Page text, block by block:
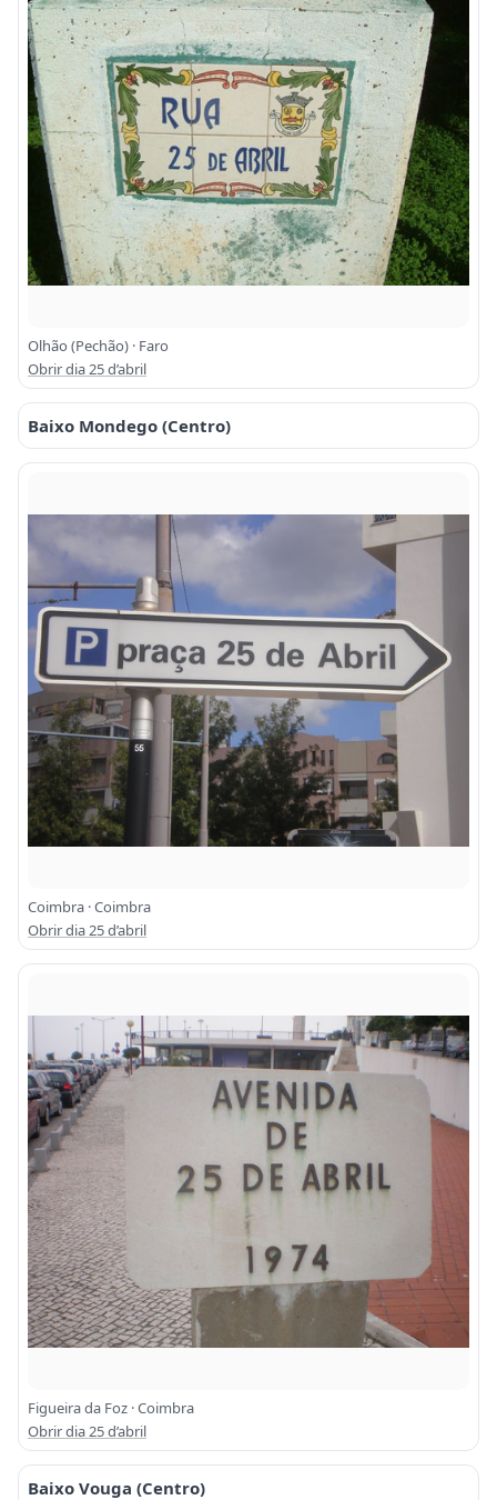
Olhão (Pechão) · Faro
Obrir dia 25 d’abril
Baixo Mondego (Centro)
Coimbra · Coimbra
Obrir dia 25 d’abril
Figueira da Foz · Coimbra
Obrir dia 25 d’abril
Baixo Vouga (Centro)